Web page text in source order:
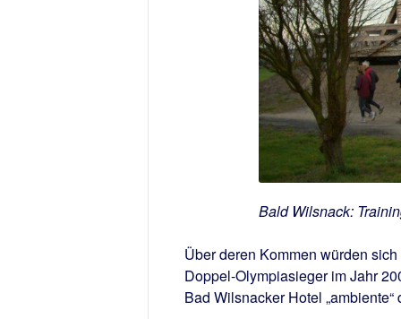
Bald Wilsnack:
Über deren Kommen würden
Doppel-Olympiasieger im Jahr
Bad Wilsnacker Hotel